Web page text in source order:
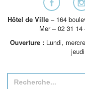
Hôtel de Ville – 164
Mer – 02 31
Ouverture : Lundi,
Search
for: